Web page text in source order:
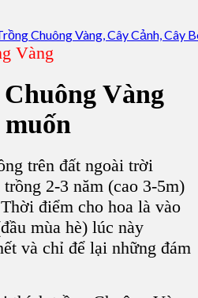
Vàng
huông Vàng
trên đất ngoài trời
2-3 năm (cao 3-5m)
điểm cho hoa là vào
mùa hè) lúc này
và chỉ để lại những đám